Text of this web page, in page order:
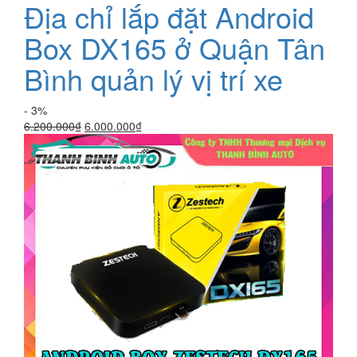
Địa chỉ lắp đặt Android
Box DX165 ở Quận Tân
Bình quản lý vị trí xe
- 3%
6.200.000₫ Giá
gốc
là:
6.200.000₫.
6.000.000₫Giá
hiện
tại
là:
6.000.000₫.